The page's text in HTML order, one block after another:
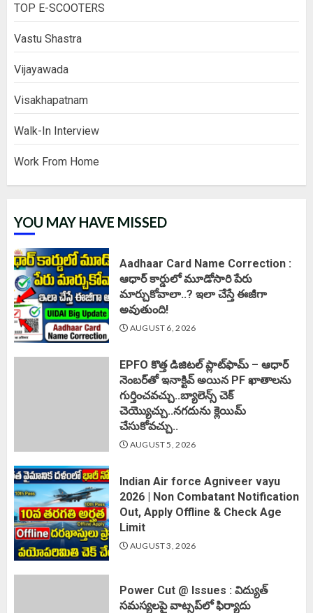
TOP E-SCOOTERS
Vastu Shastra
Vijayawada
Visakhapatnam
Walk-In Interview
Work From Home
YOU MAY HAVE MISSED
Aadhaar Card Name Correction :
ఆధార్ కార్డులో మూడోసారి పేరు
మార్చుకోవాలా..? ఇలా చేస్తే ఈజీగా
అవుతుంది!
AUGUST 6, 2026
EPFO కొత్త డిజిటల్ ప్లాట్‌ఫామ్‌ – ఆధార్
నెంబర్‌తో ఇనాక్టివ్ అయిన PF ఖాతాలను
గుర్తించవచ్చు..బ్యాలెన్స్ చెక్
చెయ్యొచ్చు..నగదును క్లెయిమ్
చేసుకోవచ్చు..
AUGUST 5, 2026
Indian Air force Agniveer vayu
2026 | Non Combatant Notification
Out, Apply Offline & Check Age
Limit
AUGUST 3, 2026
Power Cut @ Issues : విద్యుత్
సమస్యలపై వాట్సప్‌లో ఫిర్యాదు